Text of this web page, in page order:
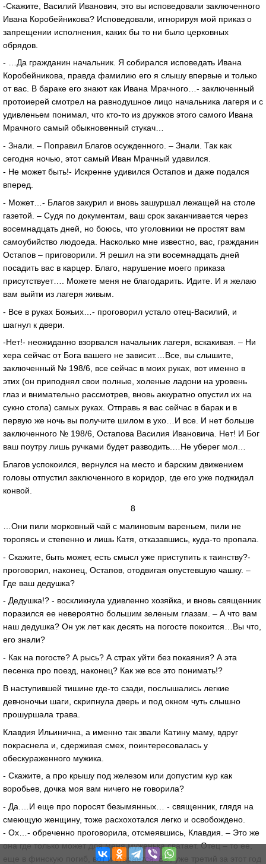
-Скажите, Василий Иванович, это вы исповедовали заключенного
Ивана Коробейникова? Исповедовали, игнорируя мой приказ о
запрещении исполнения, каких бы то ни было церковных
обрядов.
- …Да гражданин начальник. Я собирался исповедать Ивана
Коробейникова, правда фамилию его я слышу впервые и только
от вас. В бараке его знают как Ивана Мрачного…- заключенный
протоиерей смотрел на равнодушное лицо начальника лагеря и с
удивленьем понимал, что кто-то из дружков этого самого Ивана
Мрачного самый обыкновенный стукач…
- Знали. – Поправил Благов осужденного. – Знали. Так как
сегодня ночью, этот самый Иван Мрачный удавился.
- Не может быть!- Искренне удивился Остапов и даже подался
вперед.
- Может…- Благов закурил и вновь зашуршал лежащей на столе
газетой. – Судя по документам, ваш срок заканчивается через
восемнадцать дней, но боюсь, что уголовники не простят вам
самоубийство людоеда. Насколько мне известно, вас, гражданин
Остапов – приговорили. Я решил на эти восемнадцать дней
посадить вас в карцер. Благо, нарушение моего приказа
присутствует…. Можете меня не благодарить. Идите. И я желаю
вам выйти из лагеря живым.
- Все в руках Божьих…- проговорил устало отец-Василий, и
шагнул к двери.
-Нет!- неожиданно взорвался начальник лагеря, вскакивая. – Ни
хера сейчас от Бога вашего не зависит.…Все, вы слышите,
заключенный № 198/6, все сейчас в моих руках, вот именно в
этих (он приподнял свои полные, холеные ладони на уровень
глаз и внимательно рассмотрев, вновь аккуратно опустил их на
сукно стола) самых руках. Отправь я вас сейчас в барак и в
первую же ночь вы получите шилом в ухо…И все. И нет больше
заключенного № 198/6, Остапова Василия Ивановича. Нет! И Бог
ваш поутру лишь ручками будет разводить.…Не уберег мол…
Благов успокоился, вернулся на место и барским движением
головы отпустил заключенного в коридор, где его уже поджидал
конвой.
8
…Они пили морковный чай с малиновым вареньем, пили не
торопясь и степенно и лишь Катя, отказавшись, куда-то пропала.
- Скажите, быть может, есть смысл уже приступить к таинству?-
проговорил, наконец, Остапов, отодвигая опустевшую чашку. –
Где ваш дедушка?
- Дедушка!? - воскликнула удивленно хозяйка, и вновь священник
поразился ее невероятно большим зеленым глазам. – А что вам
наш дедушка? Он уж лет как десять на погосте покоится…Вы что,
его знали?
- Как на погосте? А рысь? А страх уйти без покаяния? А эта
песенка про поезд, наконец? Как же все это понимать!?
В наступившей тишине где-то сзади, послышались легкие
девчоночьи шаги, скрипнула дверь и под окном чуть слышно
прошуршала трава.
Клавдия Ильинична, а именно так звали Катину маму, вдруг
покраснела и, сдерживая смех, поинтересовалась у
обескураженного мужика.
- Скажите, а про крышу под железом или допустим кур как
воробьев, дочка моя вам ничего не говорила?
- Да.…И еще про поросят безымянных… - священник, глядя на
смеющую женщину, тоже расхохотался легко и освобождено.
- Ох…- обреченно проговорила, отсмеявшись, Клавдия. – Это же
она где только может для меня муженька сватает. Отец – то ее,
еще в финскую погиб, вот и старается. Вы, уже третий за этот год